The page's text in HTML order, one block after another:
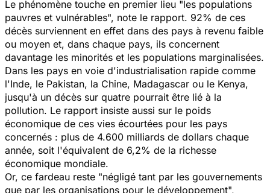
Le phénomène touche en premier lieu "les populations
pauvres et vulnérables", note le rapport. 92% de ces
décès surviennent en effet dans des pays à revenu faible
ou moyen et, dans chaque pays, ils concernent
davantage les minorités et les populations marginalisées.
Dans les pays en voie d'industrialisation rapide comme
l'Inde, le Pakistan, la Chine, Madagascar ou le Kenya,
jusqu'à un décès sur quatre pourrait être lié à la
pollution. Le rapport insiste aussi sur le poids
économique de ces vies écourtées pour les pays
concernés : plus de 4.600 milliards de dollars chaque
année, soit l'équivalent de 6,2% de la richesse
économique mondiale.
Or, ce fardeau reste "négligé tant par les gouvernements
que par les organisations pour le développement",